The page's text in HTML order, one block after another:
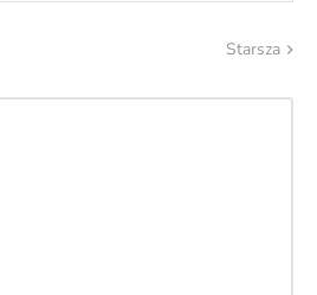
Starsza